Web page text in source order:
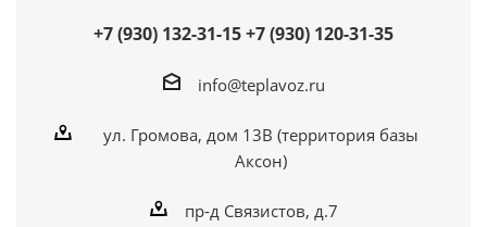
+7 (930) 132-31-15+7 (930) 120-31-35
info@teplavoz.ru
ул. Громова, дом 13В (территория базы
Аксон)
пр-д Связистов, д.7